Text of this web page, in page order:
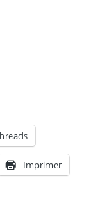
Imprimer